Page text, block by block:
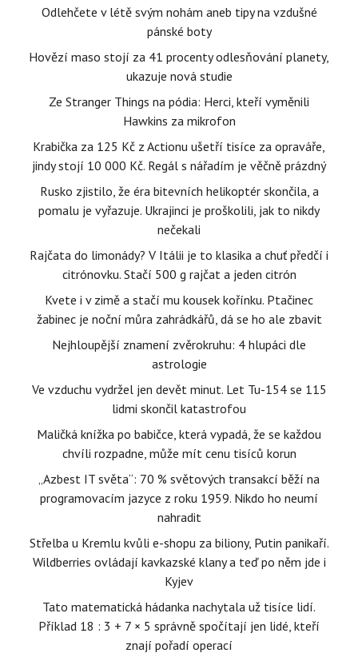
Odlehčete v létě svým nohám aneb tipy na vzdušné
pánské boty
Hovězí maso stojí za 41 procenty odlesňování planety,
ukazuje nová studie
Ze Stranger Things na pódia: Herci, kteří vyměnili
Hawkins za mikrofon
Krabička za 125 Kč z Actionu ušetří tisíce za opraváře,
jindy stojí 10 000 Kč. Regál s nářadím je věčně prázdný
Rusko zjistilo, že éra bitevních helikoptér skončila, a
pomalu je vyřazuje. Ukrajinci je proškolili, jak to nikdy
nečekali
Rajčata do limonády? V Itálii je to klasika a chuť předčí i
citrónovku. Stačí 500 g rajčat a jeden citrón
Kvete i v zimě a stačí mu kousek kořínku. Ptačinec
žabinec je noční můra zahrádkářů, dá se ho ale zbavit
Nejhloupější znamení zvěrokruhu: 4 hlupáci dle
astrologie
Ve vzduchu vydržel jen devět minut. Let Tu-154 se 115
lidmi skončil katastrofou
Maličká knížka po babičce, která vypadá, že se každou
chvíli rozpadne, může mít cenu tisíců korun
„Azbest IT světa“: 70 % světových transakcí běží na
programovacím jazyce z roku 1959. Nikdo ho neumí
nahradit
Střelba u Kremlu kvůli e-shopu za biliony, Putin panikaří.
Wildberries ovládají kavkazské klany a teď po něm jde i
Kyjev
Tato matematická hádanka nachytala už tisíce lidí.
Příklad 18 : 3 + 7 × 5 správně spočítají jen lidé, kteří
znají pořadí operací